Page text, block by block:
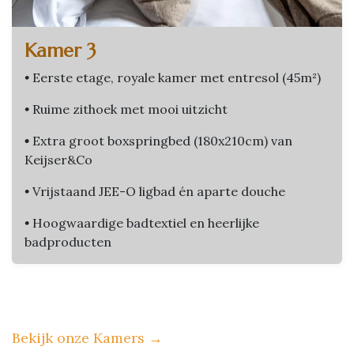
Kamer 3
• Eerste etage, royale kamer met entresol (45m²)
• Ruime zithoek met mooi uitzicht
• Extra groot boxspringbed (180x210cm) van
Keijser&Co
• Vrijstaand JEE-O ligbad én aparte douche
• Hoogwaardige badtextiel en heerlijke
badproducten
Bekijk onze Kamers →